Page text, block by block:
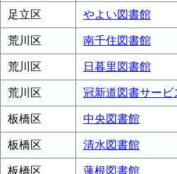
足立区 やよい図書館
荒川区 南千住図書館
荒川区 日暮里図書館
荒川区 冠新道図書サービ
板橋区 中央図書館
板橋区 清水図書館
板橋区 蓮根図書館